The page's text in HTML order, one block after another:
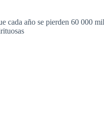
año se pierden 60 000